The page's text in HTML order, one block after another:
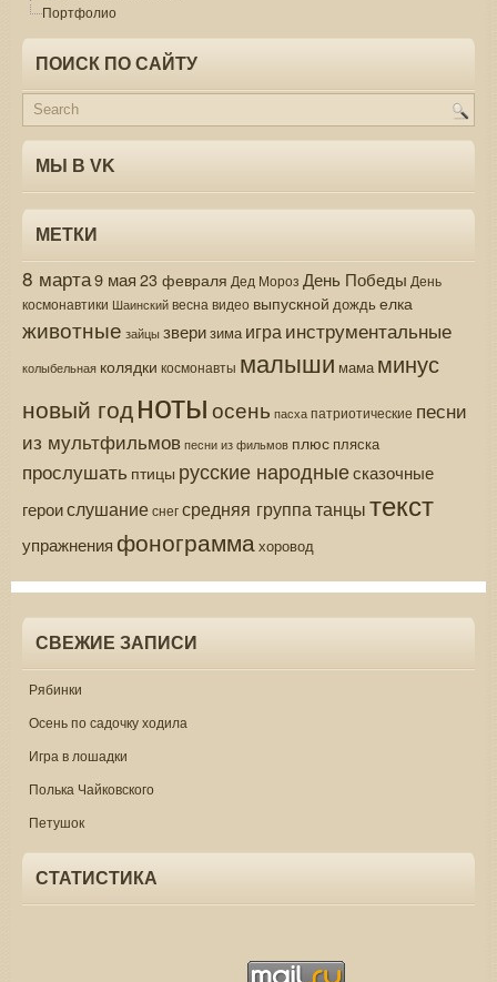
Портфолио
ПОИСК ПО САЙТУ
МЫ В VK
МЕТКИ
8 марта9 мая 23 февраля Дед Мороз День Победы День
космонавтики Шаинскийвесна видео выпускной дождь елка
животные зайцы зверизима играинструментальные
колыбельная колядки космонавты малыши мама минус
новый годнотыосень пасха патриотические песни
из мультфильмов песни из фильмов плюс пляска
прослушать птицы русские народныесказочные
героислушаниеснегсредняя группатанцытекст
упражнения фонограммахоровод
СВЕЖИЕ ЗАПИСИ
Рябинки
Осень по садочку ходила
Игра в лошадки
Полька Чайковского
Петушок
СТАТИСТИКА